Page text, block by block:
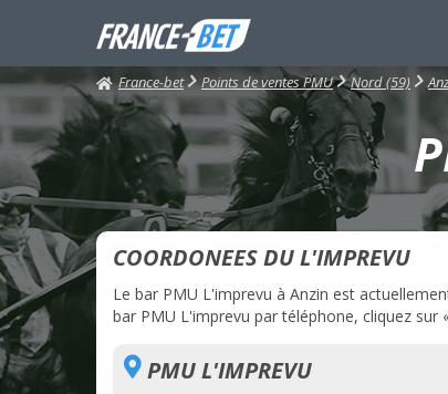
France-bet Points de ventes PMU Nord (59)
COORDONEES DU L'IMPREVU
Le bar PMU L'imprevu à Anzin est
bar PMU L'imprevu par téléphone, cliquez sur
PMU L'IMPREVU